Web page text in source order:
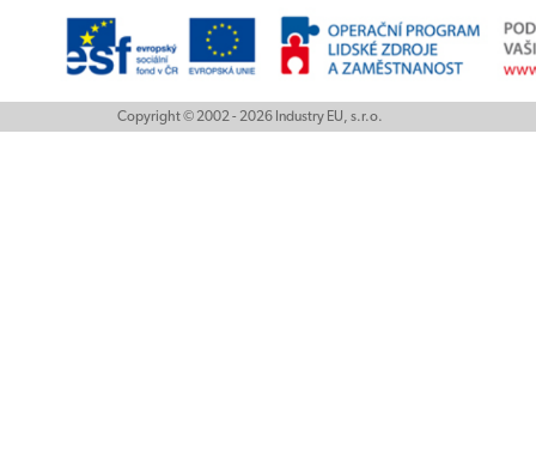
Copyright © 2002 - 2026 Industry EU, s.r.o.